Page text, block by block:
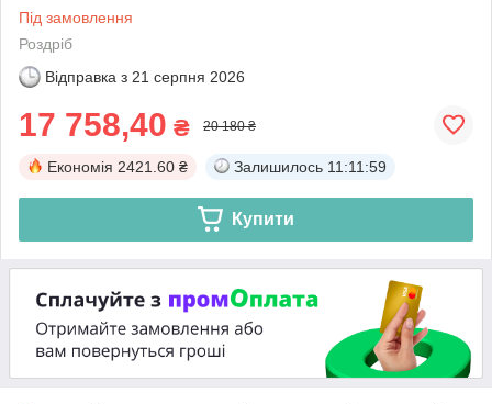
Під замовлення
Роздріб
Відправка з 21 серпня 2026
17 758,40 ₴ 20 180 ₴
Економія 2421.60 ₴ Залишилось 11:11:58
Купити